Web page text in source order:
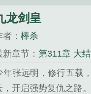
龙剑皇
者：棒杀
新章节：第311章 大
年张远明，修行五载
，开启强势复仇之路